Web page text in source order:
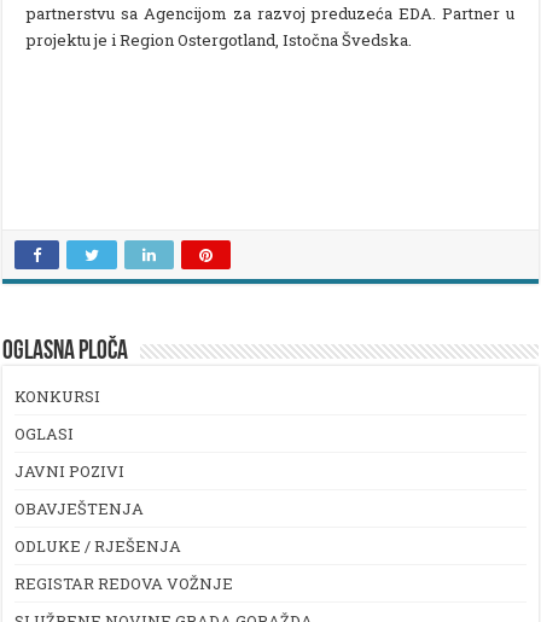
partnerstvu sa Agencijom za razvoj preduzeća EDA. Partner u
projektu je i Region Ostergotland, Istočna Švedska.
OGLASNA PLOČA
KONKURSI
OGLASI
JAVNI POZIVI
OBAVJEŠTENJA
ODLUKE / RJEŠENJA
REGISTAR REDOVA VOŽNJE